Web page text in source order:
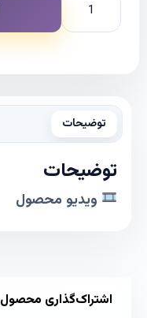
توضیحات
توضیحات
ویدیو محصول
اشتراک‌گذاری محصول